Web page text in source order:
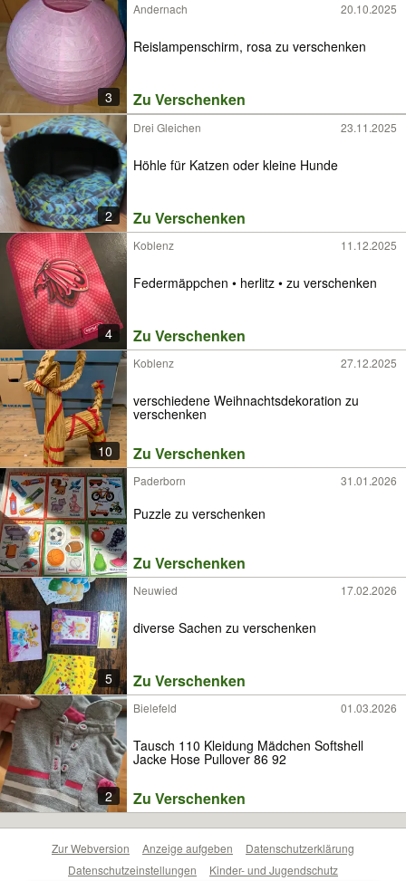
3
Andernach 20.10.2025
Reislampenschirm, rosa zu verschenken
Zu Verschenken
2
Drei Gleichen 23.11.2025
Höhle für Katzen oder kleine Hunde
Zu Verschenken
4
Koblenz 11.12.2025
Federmäppchen • herlitz • zu verschenken
Zu Verschenken
10
Koblenz 27.12.2025
verschiedene Weihnachtsdekoration zu
verschenken
Zu Verschenken
Paderborn 31.01.2026
Puzzle zu verschenken
Zu Verschenken
5
Neuwied 17.02.2026
diverse Sachen zu verschenken
Zu Verschenken
2
Bielefeld 01.03.2026
Tausch 110 Kleidung Mädchen Softshell
Jacke Hose Pullover 86 92
Zu Verschenken
Zur Webversion Anzeige aufgeben
Datenschutzerklärung
Datenschutzeinstellungen
Kinder- und Jugendschutz